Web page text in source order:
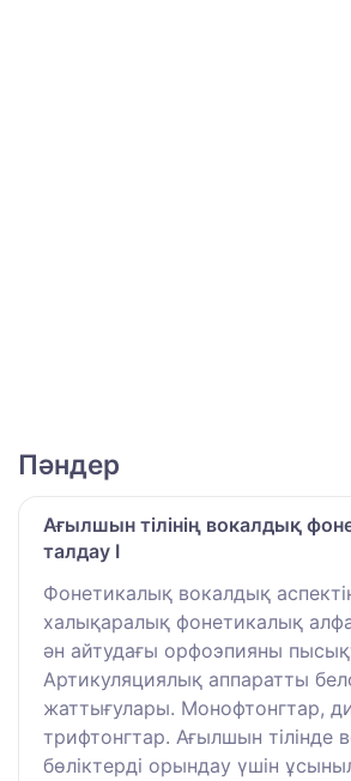
Пәндер
Ағылшын тілінің вокалдық
талдау І
Фонетикалық вокалдық
халықаралық фонетикалық
ән айтудағы орфоэпияны
Артикуляциялық аппаратты
жаттығулары. Монофтонгтар,
трифтонгтар. Ағылшын тілінде
бөліктерді орындау үшін